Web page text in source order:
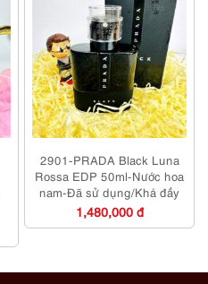
2901-PRADA Black Luna
Rossa EDP 50ml-Nước hoa
nam-Đã sử dụng/Khá đầy
1,480,000 đ